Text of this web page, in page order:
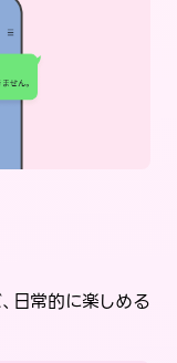
、日常的に楽しめる